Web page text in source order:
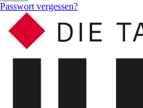
Passwort vergessen?